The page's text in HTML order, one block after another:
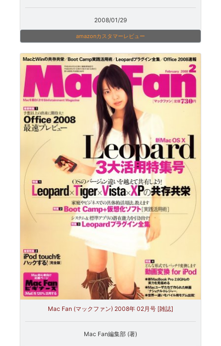
2008/01/29
amazonカスタマーレビュー
Mac Fan (マックファン) 2008年 02月号 [雑誌]
Mac Fan編集部 (著)